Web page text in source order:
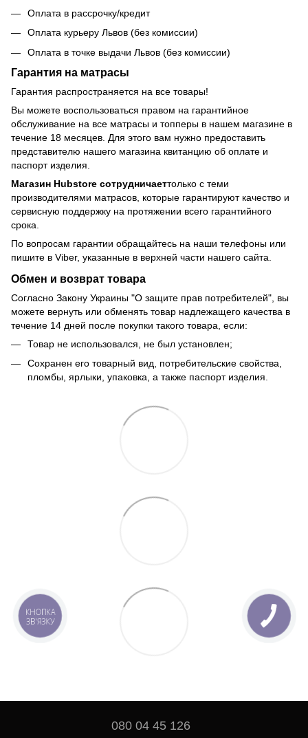
Оплата в рассрочку/кредит
Оплата курьеру Львов (без комиссии)
Оплата в точке выдачи Львов (без комиссии)
Гарантия на матрасы
Гарантия распространяется на все товары!
Вы можете воспользоваться правом на гарантийное
обслуживание на все матрасы и топперы в нашем магазине в
течение 18 месяцев. Для этого вам нужно предоставить
представителю нашего магазина квитанцию об оплате и
паспорт изделия.
Магазин Hubstore сотрудничаеттолько с теми
производителями матрасов, которые гарантируют качество и
сервисную поддержку на протяжении всего гарантийного
срока.
По вопросам гарантии обращайтесь на наши телефоны или
пишите в Viber, указанные в верхней части нашего сайта.
Обмен и возврат товара
Согласно Закону Украины "О защите прав потребителей", вы
можете вернуть или обменять товар надлежащего качества в
течение 14 дней после покупки такого товара, если:
Товар не использовался, не был установлен;
Сохранен его товарный вид, потребительские свойства,
пломбы, ярлыки, упаковка, а также паспорт изделия.
080 04 45 126
КНОПКА
ЗВ'ЯЗКУ